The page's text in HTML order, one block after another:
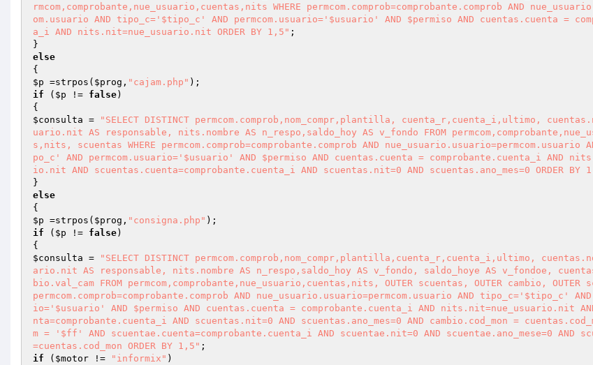
rmcom,comprobante,nue_usuario,cuentas,nits WHERE permcom.comprob=comprobante.comprob AND
om.usuario AND tipo_c='$tipo_c' AND permcom.usuario='$usuario' AND $permiso AND cuentas.cuenta =
a_i AND nits.nit=nue_usuario.nit ORDER BY 1,5" ;
else
$p =strpos( $prog , "cajam.php"
if ( $p != false)
$consulta =
"SELECT DISTINCT permcom.comprob,nom_compr,plantilla, cuenta_r,cuenta_i,ultimo,
uario.nit AS responsable, nits.nombre AS n_respo,saldo_hoy AS v_fondo FROM
s,nits, scuentas WHERE permcom.comprob=comprobante.comprob AND
po_c' AND permcom.usuario='$usuario' AND $permiso AND cuentas.cuenta = comprobante.cuenta_i AND
io.nit AND scuentas.cuenta=comprobante.cuenta_i AND scuentas.nit=0 AND scuentas.ano_mes=0 ORDER BY
else
$p =strpos( $prog , "consigna.php"
if ( $p != false)
$consulta =
"SELECT DISTINCT permcom.comprob,nom_compr,plantilla,cuenta_r,cuenta_i,ultimo,
ario.nit AS responsable, nits.nombre AS n_respo,saldo_hoy AS v_fondo, saldo_hoye AS v_fondoe,
bio.val_cam FROM permcom,comprobante,nue_usuario,cuentas,nits, OUTER scuentas, OUTER cambio, OUTER
permcom.comprob=comprobante.comprob AND nue_usuario.usuario=permcom.usuario AND tipo_c='$tipo_c'
io='$usuario' AND $permiso AND cuentas.cuenta = comprobante.cuenta_i AND nits.nit=nue_usuario.nit
nta=comprobante.cuenta_i AND scuentas.nit=0 AND scuentas.ano_mes=0 AND cambio.cod_mon =
m = '$ff' AND scuentae.cuenta=comprobante.cuenta_i AND scuentae.nit=0 AND scuentae.ano_mese=0 AND
=cuentas.cod_mon ORDER BY 1,5"
if ( $motor != "informix"